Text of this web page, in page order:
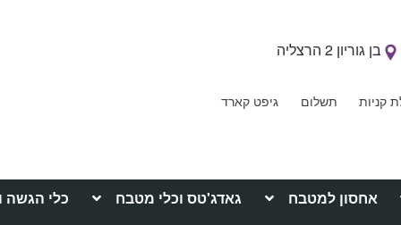
בן גוריון 2 הרצליה
קניות תשלום גיפט קארד
אחסון למטבח גאדג'טס וכלי מטבח כלי הגשה